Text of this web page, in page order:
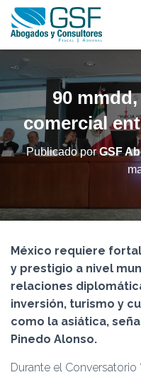
90
comercial
Publicado porGSF
México requiere
y prestigio a nivel
relaciones
inversión, turismo y
como la asiática,
Pinedo Alonso.
Durante el Conversatorio